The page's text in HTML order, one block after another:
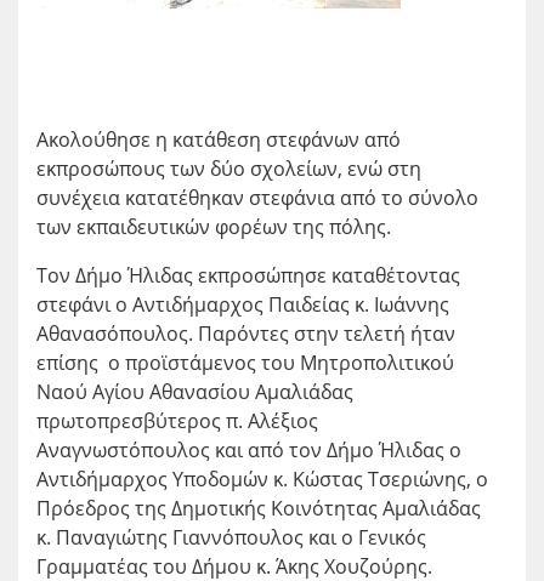
Ακολούθησε η κατάθεση στεφάνων από
εκπροσώπους των δύο σχολείων, ενώ στη
συνέχεια κατατέθηκαν στεφάνια από το σύνολο
των εκπαιδευτικών φορέων της πόλης.
Τον Δήμο Ήλιδας εκπροσώπησε καταθέτοντας
στεφάνι ο Αντιδήμαρχος Παιδείας κ. Ιωάννης
Αθανασόπουλος. Παρόντες στην τελετή ήταν
επίσης ο προϊστάμενος του Μητροπολιτικού
Ναού Αγίου Αθανασίου Αμαλιάδας
πρωτοπρεσβύτερος π. Αλέξιος
Αναγνωστόπουλος και από τον Δήμο Ήλιδας ο
Αντιδήμαρχος Υποδομών κ. Κώστας Τσεριώνης, ο
Πρόεδρος της Δημοτικής Κοινότητας Αμαλιάδας
κ. Παναγιώτης Γιαννόπουλος και ο Γενικός
Γραμματέας του Δήμου κ. Άκης Χουζούρης.